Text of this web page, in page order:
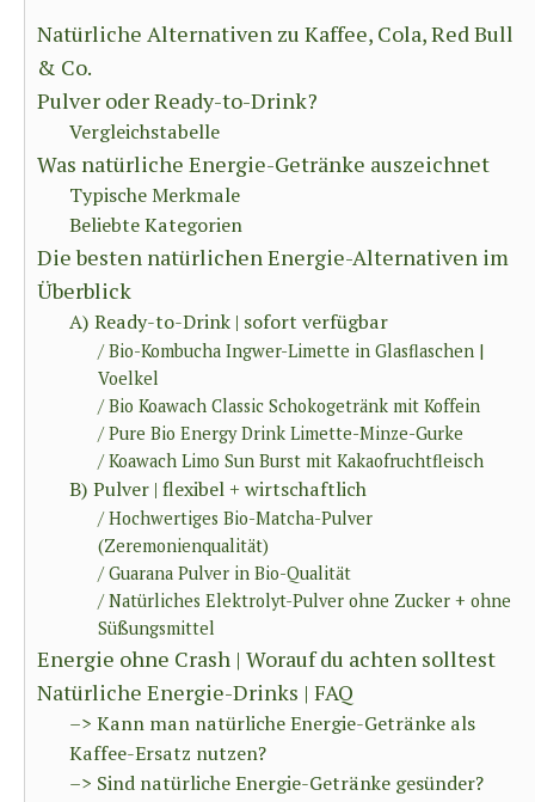
Natürliche Alternativen zu Kaffee, Cola, Red Bull
& Co.
Pulver oder Ready-to-Drink?
Vergleichstabelle
Was natürliche Energie-Getränke auszeichnet
Typische Merkmale
Beliebte Kategorien
Die besten natürlichen Energie-Alternativen im
Überblick
A) Ready-to-Drink | sofort verfügbar
/ Bio-Kombucha Ingwer-Limette in Glasflaschen |
Voelkel
/ Bio Koawach Classic Schokogetränk mit Koffein
/ Pure Bio Energy Drink Limette-Minze-Gurke
/ Koawach Limo Sun Burst mit Kakaofruchtfleisch
B) Pulver | flexibel + wirtschaftlich
/ Hochwertiges Bio-Matcha-Pulver
(Zeremonienqualität)
/ Guarana Pulver in Bio-Qualität
/ Natürliches Elektrolyt-Pulver ohne Zucker + ohne
Süßungsmittel
Energie ohne Crash | Worauf du achten solltest
Natürliche Energie-Drinks | FAQ
–> Kann man natürliche Energie-Getränke als
Kaffee-Ersatz nutzen?
–> Sind natürliche Energie-Getränke gesünder?